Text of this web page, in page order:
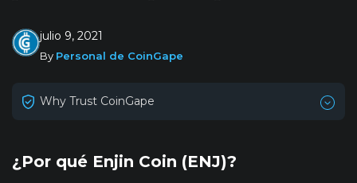
julio 9, 2021
By Personal de CoinGape
Why Trust CoinGape
¿Por qué Enjin Coin (ENJ)?